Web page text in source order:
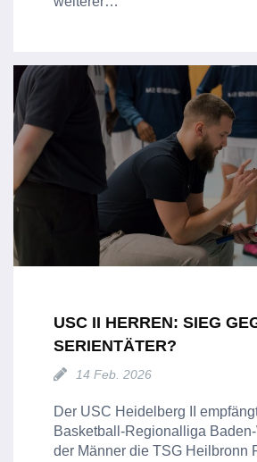
USC II HERREN: SIEG
SERIENTÄTER?
14 Feb. 2026
Der USC Heidelberg II
Basketball-Regionalliga
der Männer die TSG Heilbronn